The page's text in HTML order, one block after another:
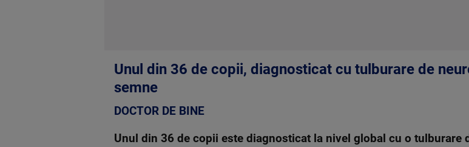
Unul din 36 de copii, diagnosticat cu tulburare de
semne
DOCTOR DE BINE
Unul din 36 de copii este diagnosticat la nivel global cu o tulburare